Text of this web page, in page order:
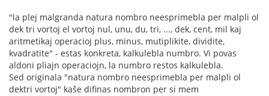
"la plej malgranda natura nombro neesprimebla per malpli ol
dek tri vortoj el vortoj nul, unu, du, tri, ..., dek, cent, mil kaj
aritmetikaj operacioj plus, minus, mutiplikite, dividite,
kvadratite" - estas konkreta, kalkulebla numbro. Vi povas
aldoni pliajn operaciojn, la numbro restos kalkulebla.
Sed originala "natura nombro neesprimebla per malpli ol
dektri vortoj" kaŝe difinas nombron per si mem